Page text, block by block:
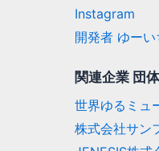
Instagram
開発者 ゆー
関連企業 団体
世界ゆるミュ
株式会社サン